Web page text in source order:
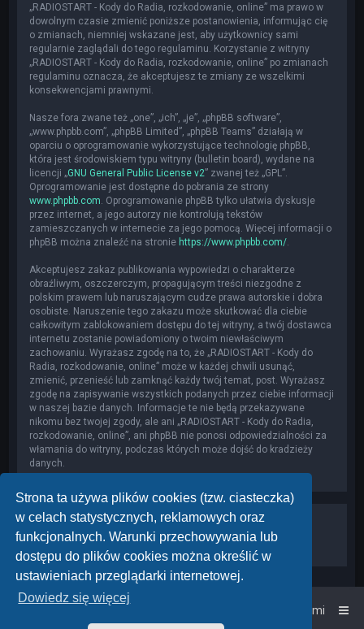
Strona ta używa plików cookies (tzw. ciasteczka)
w celach statystycznych, reklamowych oraz
funkcjonalnych. Warunki przechowywania lub
dostępu do plików cookies można określić w
ustawieniach przeglądarki internetowej.
Dowiedz się więcej
„RADIOSTART - Kody do Radia, rozkodowanie, online” ma prawo w
dowolnym czasie zmienić poniższe postanowienia, informując cię
o zmianach, niemniej wskazane jest, aby użytkownicy sami
regularnie zaglądali do tego regulaminu. Korzystanie z witryny
„RADIOSTART - Kody do Radia, rozkodowanie, online” po zmianach
regulaminu oznacza, że akceptujesz te zmiany ze wszelkimi
konsekwencjami prawnymi.
Nasze fora zwane też „one”, „ich”, „je”, „phpBB software”,
„www.phpbb.com”, „phpBB Limited”, „phpBB Teams” działają w
oparciu o oprogramowanie wykorzystujące technologię phpBB,
która jest środowiskiem typu witryny (bulletin board), wydane na
licencji „GNU General Public License v2” zwanej też „GPL”.
Oprogramowanie jest dostępne do pobrania ze strony
www.phpbb.com . Oprogramowanie phpBB tylko ułatwia dyskusje
przez internet, a jego autorzy nie kontrolują tekstów
zamieszczanych w internecie za jego pomocą. Więcej informacji o
phpBB można znaleźć na stronie https://www.phpbb.com/
Akceptujesz zakaz publikowania wypowiedzi o charakterze
obraźliwym, oszczerczym, propagującym treści niezgodne z
polskim prawem lub naruszającym cudze prawa autorskie i dobra
osobiste. Naruszenie tego zakazu może skutkować dla ciebie
całkowitym zablokowaniem dostępu do tej witryny, a twój dostawca
internetu zostanie powiadomiony o twoim niewłaściwym
zachowaniu. Wyrażasz zgodę na to, że „RADIOSTART - Kody do
Radia, rozkodowanie, online” może w każdej chwili usunąć,
zmienić, przenieść lub zamknąć każdy twój temat, post. Wyrażasz
zgodę na zapisywanie wszystkich podanych przez ciebie informacji
w naszej bazie danych. Informacje te nie będą przekazywane
nikomu bez twojej zgody, ale ani „RADIOSTART - Kody do Radia,
rozkodowanie, online”, ani phpBB nie ponosi odpowiedzialności za
włamania do witryny, podczas których może dojść do kradzieży
danych.
Strona główna Kontakt z nami